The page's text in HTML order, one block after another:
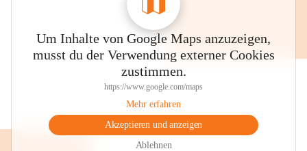
Um Inhalte von Google Maps anzuzeigen,
musst du der Verwendung externer Cookies
zustimmen.
https://www.google.com/maps
Mehr erfahren
Akzeptieren und anzeigen
Ablehnen